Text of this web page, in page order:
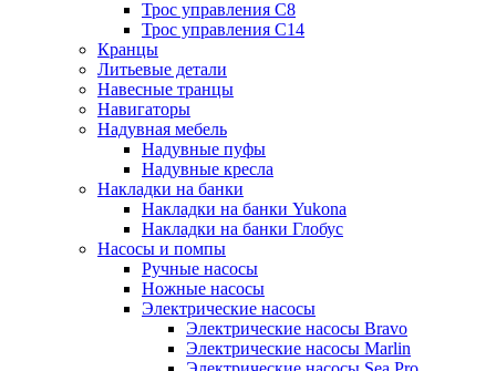
Трос управления C8
Трос управления C14
Кранцы
Литьевые детали
Навесные транцы
Навигаторы
Надувная мебель
Надувные пуфы
Надувные кресла
Накладки на банки
Накладки на банки Yukona
Накладки на банки Глобус
Насосы и помпы
Ручные насосы
Ножные насосы
Электрические насосы
Электрические насосы Bravo
Электрические насосы Marlin